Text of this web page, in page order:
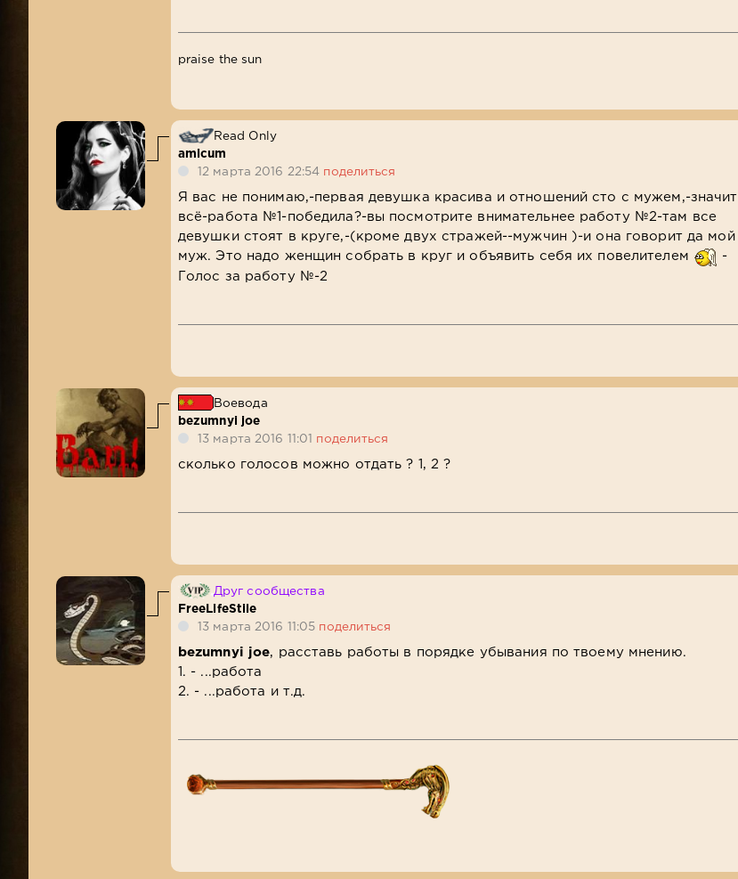
praise the sun
Read Only
amicum
12 марта 2016 22:54 поделиться
Я вас не понимаю,-первая девушка красива и отношений сто с мужем,-значит
всё-работа №1-победила?-вы посмотрите внимательнее работу №2-там все
девушки стоят в круге,-(кроме двух стражей--мужчин )-и она говорит да мой
муж. Это надо женщин собрать в круг и объявить себя их повелителем
-
Голос за работу №-2
Воевода
bezumnyi joe
13 марта 2016 11:01 поделиться
сколько голосов можно отдать ? 1, 2 ?
Друг сообщества
FreeLifeStile
13 марта 2016 11:05 поделиться
bezumnyi joe, расставь работы в порядке убывания по твоему мнению.
1. - ...работа
2. - ...работа и т.д.